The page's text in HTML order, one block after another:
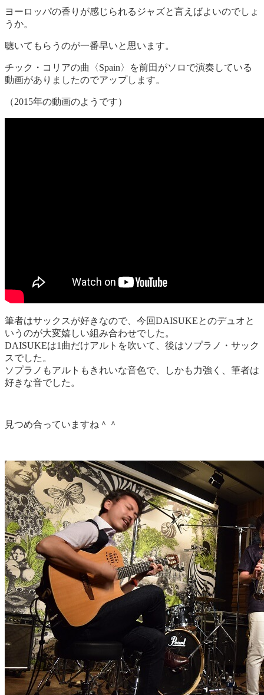
ヨーロッパの香りが感じられるジャズと言えばよいのでしょ
うか。
聴いてもらうのが一番早いと思います。
チック・コリアの曲〈Spain〉を前田がソロで演奏している
動画がありましたのでアップします。
（2015年の動画のようです）
筆者はサックスが好きなので、今回DAISUKEとのデュオと
いうのが大変嬉しい組み合わせでした。
DAISUKEは1曲だけアルトを吹いて、後はソプラノ・サック
スでした。
ソプラノもアルトもきれいな音色で、しかも力強く、筆者は
好きな音でした。
見つめ合っていますね＾＾